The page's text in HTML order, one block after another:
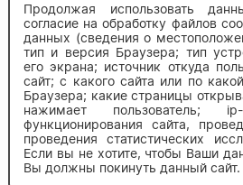
info@auau.market
236027, г.Калининград
ул.Калязинская 6, оф. 2
Продолжая использовать
согласие на обработку файлов
данных (сведения о
тип и версия Браузера; тип
его экрана; источник откуда
сайт; с какого сайта или по
Браузера; какие страницы
нажимает пользователь;
функционирования сайта,
проведения статистических
Если вы не хотите, чтобы Ваши
Вы должны покинуть данный сайт.